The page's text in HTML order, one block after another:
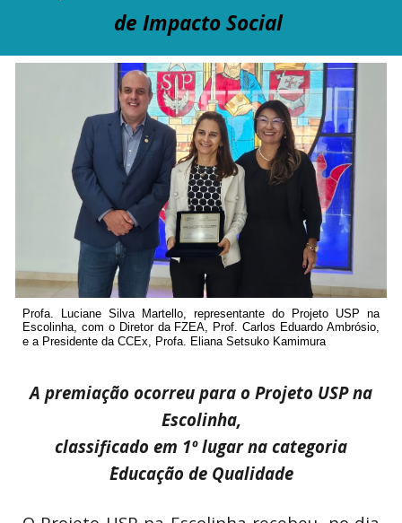
de Impacto Social
Profa. Luciane Silva Martello, representante do Projeto USP na
Escolinha, com o Diretor da FZEA, Prof. Carlos Eduardo Ambrósio,
e a Presidente da CCEx, Profa. Eliana Setsuko Kamimura
A premiação ocorreu para o Projeto USP na
Escolinha,
classificado em 1º lugar na categoria
´Educação de Qualidade